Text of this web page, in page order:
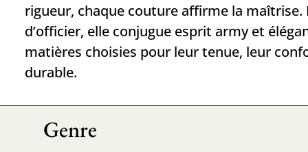
rigueur, chaque couture affirme la maîtrise.
d’officier, elle conjugue esprit army et
matières choisies pour leur tenue, leur
durable.
Genre